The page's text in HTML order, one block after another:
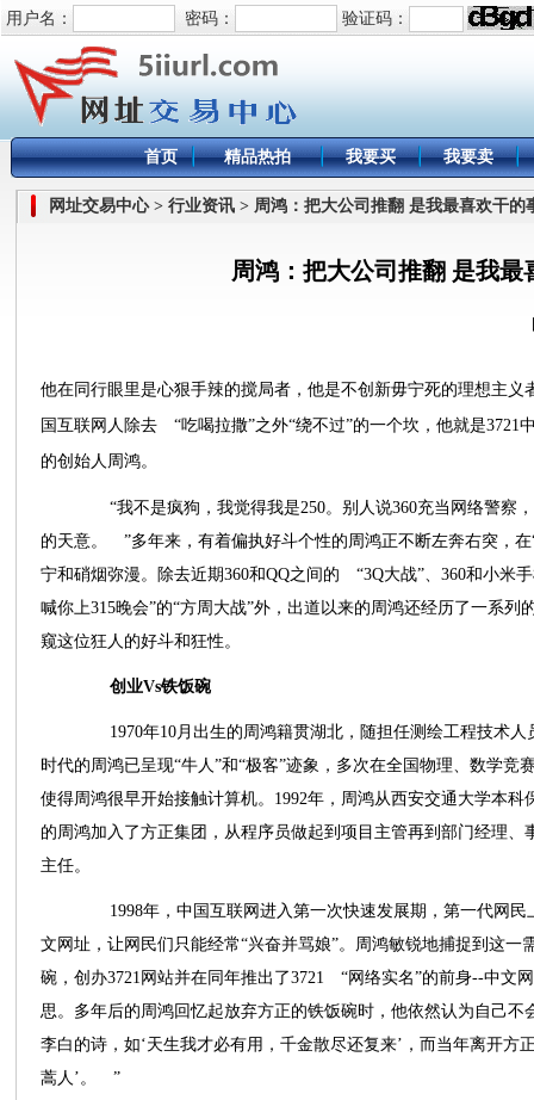
用户名： 密码： 验证码：
首页 精品热拍 我要买 我要卖
网址交易中心 > 行业资讯 > 周鸿：把大公司推翻 是我最喜欢干的
周鸿：把大公司推翻 是我最
他在同行眼里是心狠手辣的搅局者，他是不创新毋宁死的理想主
国互联网人除去 “吃喝拉撒”之外“绕不过”的一个坎，他就是3721
的创始人周鸿。
“我不是疯狗，我觉得我是250。别人说360充当网络警察，
的天意。 ”多年来，有着偏执好斗个性的周鸿正不断左奔右突，
宁和硝烟弥漫。除去近期360和QQ之间的 “3Q大战”、360和小米
喊你上315晚会”的“方周大战”外，出道以来的周鸿还经历了一系列
窥这位狂人的好斗和狂性。
创业Vs铁饭碗
1970年10月出生的周鸿籍贯湖北，随担任测绘工程技术人
时代的周鸿已呈现“牛人”和“极客”迹象，多次在全国物理、数学竞
使得周鸿很早开始接触计算机。1992年，周鸿从西安交通大学本科
的周鸿加入了方正集团，从程序员做起到项目主管再到部门经理
主任。
1998年，中国互联网进入第一次快速发展期，第一代网民
文网址，让网民们只能经常“兴奋并骂娘”。周鸿敏锐地捕捉到这一
碗，创办3721网站并在同年推出了3721 “网络实名”的前身--中文
思。多年后的周鸿回忆起放弃方正的铁饭碗时，他依然认为自己
李白的诗，如‘天生我才必有用，千金散尽还复来’，而当年离开方
蒿人’。 ”